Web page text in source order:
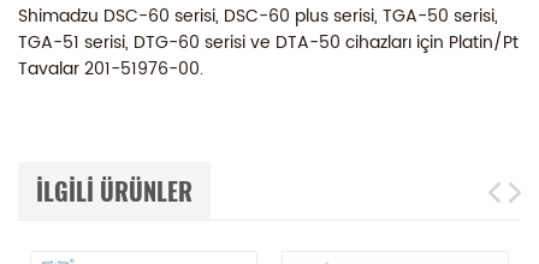
Shimadzu DSC-60 serisi, DSC-60 plus serisi, TGA-50 serisi,
TGA-51 serisi, DTG-60 serisi ve DTA-50 cihazları için Platin/Pt
Tavalar 201-51976-00.
ILGILI ÜRÜNLER